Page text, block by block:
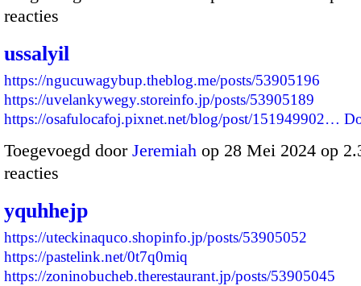
reacties
ussalyil
https://ngucuwagybup.theblog.me/posts/53905196
https://uvelankywegy.storeinfo.jp/posts/53905189
https://osafulocafoj.pixnet.net/blog/post/151949902…
Toegevoegd door Jeremiah op 28 Mei 2024 op
reacties
yquhhejp
https://uteckinaquco.shopinfo.jp/posts/53905052
https://pastelink.net/0t7q0miq
https://zoninobucheb.therestaurant.jp/posts/53905045